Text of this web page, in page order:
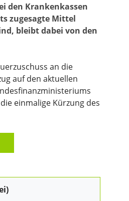
den Krankenkassen
zugesagte Mittel
bleibt dabei von den
an die
auf den aktuellen
einmalige Kürzung des